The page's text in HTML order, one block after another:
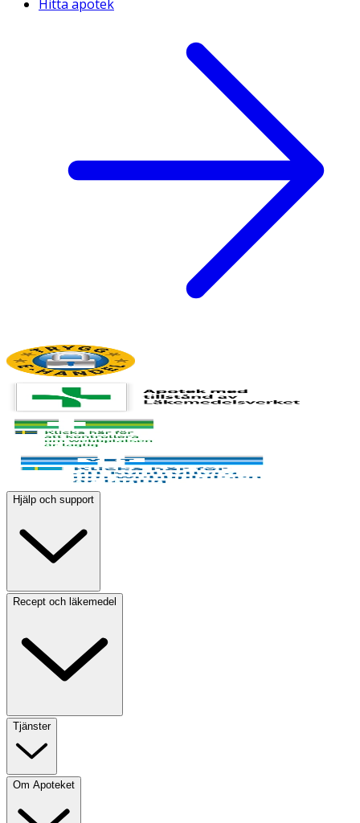
Hitta apotek
Hjälp och support
Recept och läkemedel
Tjänster
Om Apoteket